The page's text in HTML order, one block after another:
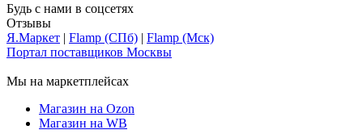
Будь с нами в соцсетях
Отзывы
Я.Маркет | Flamp (СПб) | Flamp (Мск)
Портал поставщиков Москвы
Мы на маркетплейсах
Магазин на Ozon
Магазин на WB